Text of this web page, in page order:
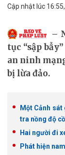
Cập nhật lúc
tục “sập
an ninh
bị lừa đảo.
Một Cảnh sát
tra nồng độ
Hai người đi
Phát hiện